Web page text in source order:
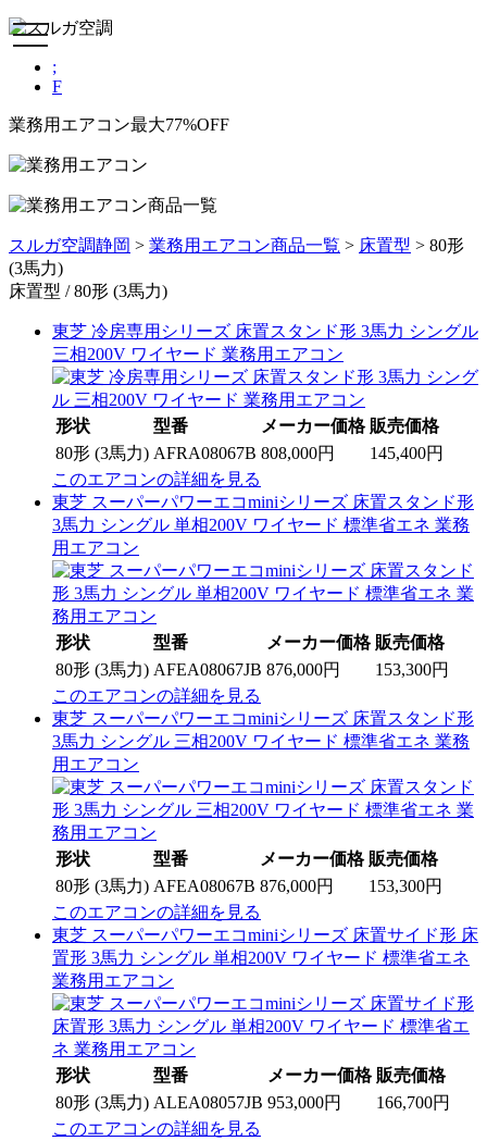
;
F
toggle
業務用エアコン最大77%OFF
スルガ空調静岡 > 業務用エアコン商品一覧 > 床置型 > 80形
(3馬力)
床置型 / 80形 (3馬力)
東芝 冷房専用シリーズ 床置スタンド形 3馬力 シングル
三相200V ワイヤード 業務用エアコン
形状 型番 メーカー価格 販売価格
80形 (3馬力) AFRA08067B 808,000円
145,400円
このエアコンの詳細を見る
東芝 スーパーパワーエコminiシリーズ 床置スタンド形
3馬力 シングル 単相200V ワイヤード 標準省エネ 業務
用エアコン
形状 型番 メーカー価格 販売価格
80形 (3馬力) AFEA08067JB 876,000円
153,300円
このエアコンの詳細を見る
東芝 スーパーパワーエコminiシリーズ 床置スタンド形
3馬力 シングル 三相200V ワイヤード 標準省エネ 業務
用エアコン
形状 型番 メーカー価格 販売価格
80形 (3馬力) AFEA08067B 876,000円
153,300円
このエアコンの詳細を見る
東芝 スーパーパワーエコminiシリーズ 床置サイド形 床
置形 3馬力 シングル 単相200V ワイヤード 標準省エネ
業務用エアコン
形状 型番 メーカー価格 販売価格
80形 (3馬力) ALEA08057JB 953,000円
166,700円
このエアコンの詳細を見る